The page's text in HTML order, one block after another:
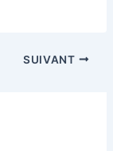
SUIVANT